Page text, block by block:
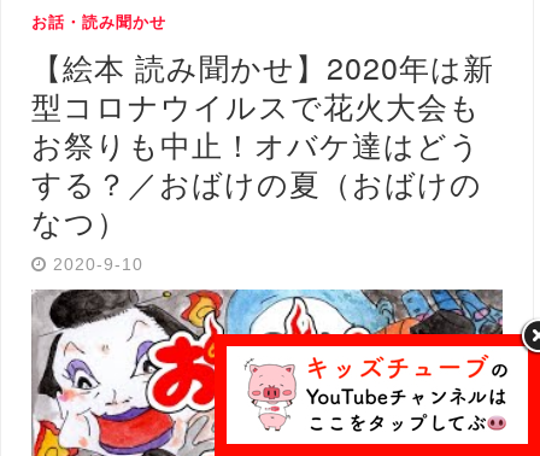
お話・読み聞かせ
【絵本 読み聞かせ】2020年は新
型コロナウイルスで花火大会も
お祭りも中止！オバケ達はどう
する？／おばけの夏（おばけの
なつ）
2020-9-10